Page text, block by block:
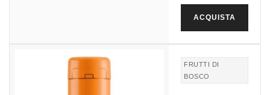
ACQUISTA
FRUTTI DI
BOSCO